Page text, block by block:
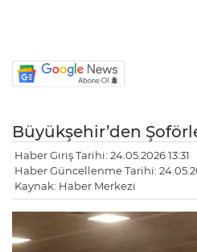
Büyükşehir’den
Haber Giriş Tarihi: 24.05.2026 13:31
Haber Güncellenme Tarihi:
Kaynak: Haber Merkezi